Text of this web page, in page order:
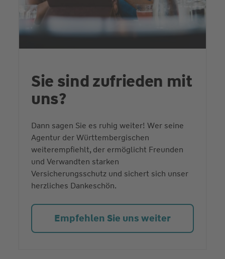
Sie sind zufrieden mit
uns?
Dann sagen Sie es ruhig weiter! Wer seine
Agentur der Württembergischen
weiterempfiehlt, der ermöglicht Freunden
und Verwandten starken
Versicherungsschutz und sichert sich unser
herzliches Dankeschön.
Empfehlen Sie uns weiter